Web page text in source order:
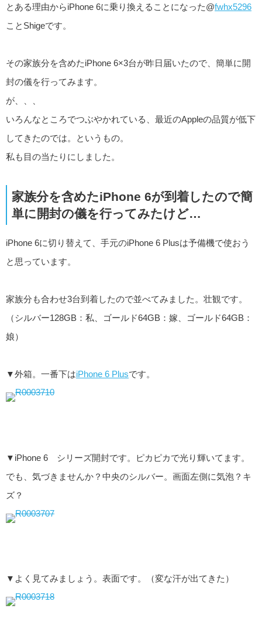
とある理由からiPhone 6に乗り換えることになった@fwhx5296
ことShigeです。
その家族分を含めたiPhone 6×3台が昨日届いたので、簡単に開
封の儀を行ってみます。
が、、、
いろんなところでつぶやかれている、最近のAppleの品質が低下
してきたのでは。というもの。
私も目の当たりにしました。
家族分を含めたiPhone 6が到着したので簡
単に開封の儀を行ってみたけど…
iPhone 6に切り替えて、手元のiPhone 6 Plusは予備機で使おう
と思っています。
家族分も合わせ3台到着したので並べてみました。壮観です。
（シルバー128GB：私、ゴールド64GB：嫁、ゴールド64GB：
娘）
▼外箱。一番下はiPhone 6 Plusです。
▼iPhone 6 シリーズ開封です。ピカピカで光り輝いてます。
でも、気づきませんか？中央のシルバー。画面左側に気泡？キ
ズ？
▼よく見てみましょう。表面です。（変な汗が出てきた）